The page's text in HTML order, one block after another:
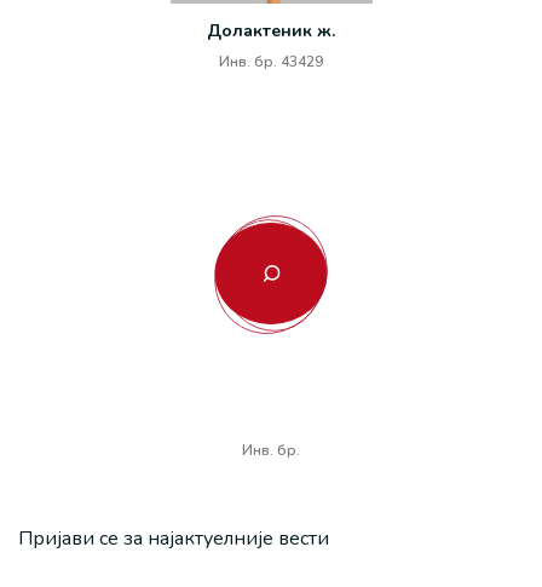
Долактеник ж.
Инв. бр. 43429
Инв. бр.
Пријави се за најактуелније вести